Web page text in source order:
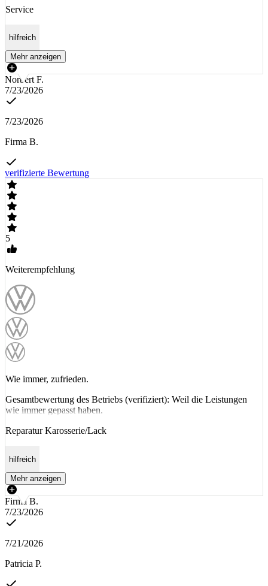
Service
hilfreich
Mehr anzeigen
Norbert F.
7/23/2026
7/23/2026
Firma B.
verifizierte Bewertung
5
Weiterempfehlung
Wie immer, zufrieden.
Gesamtbewertung des Betriebs (verifiziert): Weil die Leistungen
wie immer gepasst haben.
Reparatur Karosserie/Lack
hilfreich
Mehr anzeigen
Firma B.
7/23/2026
7/21/2026
Patricia P.